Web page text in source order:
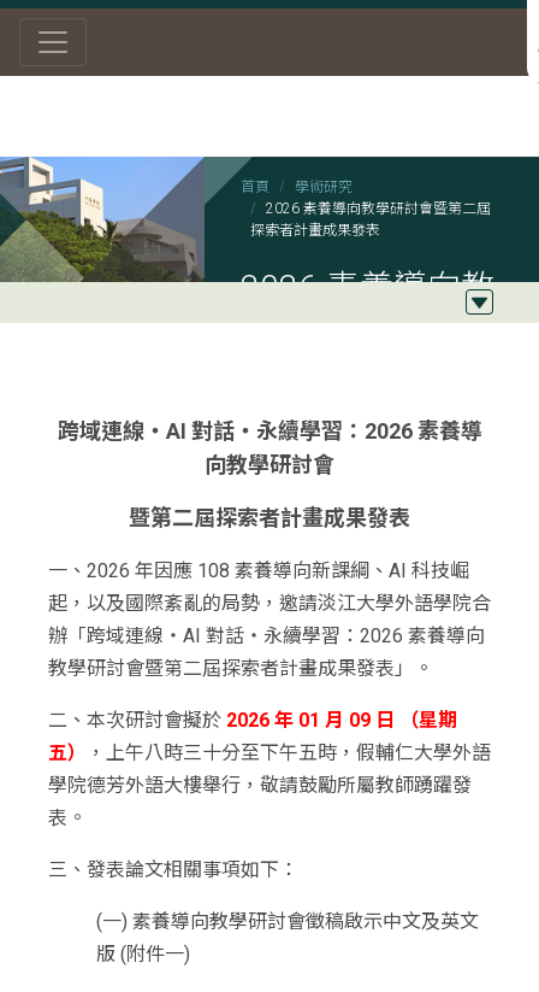
首頁
學術研究
2026 素養導向教學研討會暨第二屆
探索者計畫成果發表
2026 素養導向教
學研討會暨第二
跨域連線・AI 對話・永續學習：2026 素養導
向教學研討會
暨第二屆探索者計畫成果發表
一、2026 年因應 108 素養導向新課綱、AI 科技崛
起，以及國際紊亂的局勢，邀請淡江大學外語學院合
辦「跨域連線・AI 對話・永續學習：2026 素養導向
教學研討會暨第二屆探索者計畫成果發表」。
二、本次研討會擬於 2026 年 01 月 09 日 （星期
五）
，上午八時三十分至下午五時，假輔仁大學外語
學院德芳外語大樓舉行，敬請鼓勵所屬教師踴躍發
表。
三、發表論文相關事項如下：
(一) 素養導向教學研討會徵稿啟示中文及英文
版 (附件一)